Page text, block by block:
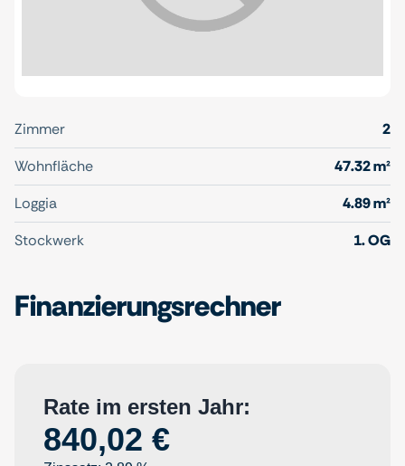
Zimmer
2
Wohnfläche
47.32 m²
Loggia
4.89 m²
Stockwerk
1. OG
Finanzierungsrechner